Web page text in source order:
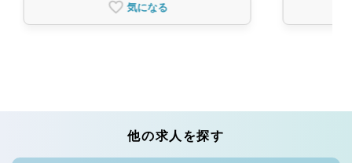
気になる
他の求人を探す